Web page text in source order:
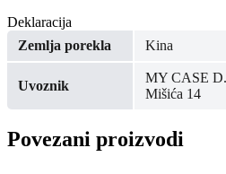
Deklaracija
Zemlja porekla
Kina
Uvoznik
MY CASE
Mišića 14
Povezani proizvodi